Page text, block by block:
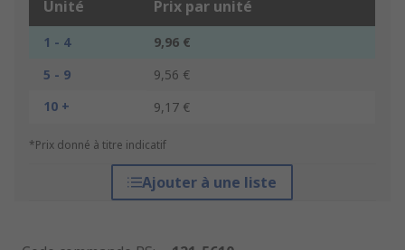
Unité Prix par unité
1 - 4
9,96 €
5 - 9
9,56 €
10 +
9,17 €
*Prix donné à titre indicatif
Ajouter à une liste